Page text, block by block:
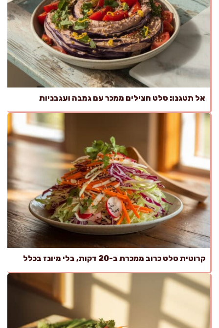
אל תטגנו: סלט חצילים ממכר עם גמבה ועגבניות
קרוטית סלט כרוב ממכרת ב-20 דקות, בלי מיונז בכלל